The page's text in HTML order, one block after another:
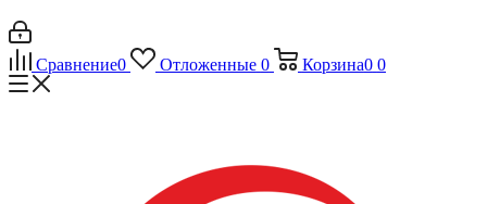
Сравнение0 Отложенные 0 Корзина0 0